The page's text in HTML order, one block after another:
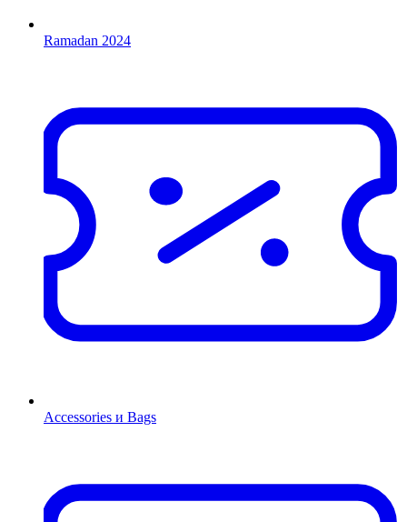
Ramadan 2024
Accessories и Bags